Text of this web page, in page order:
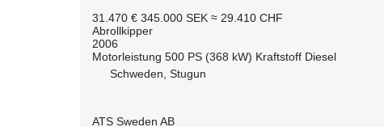
31.470 € 345.000 SEK ≈ 29.410 CHF
Abrollkipper
2006
Motorleistung 500 PS (368 kW) Kraftstoff Diesel
Schweden, Stugun
ATS Sweden AB